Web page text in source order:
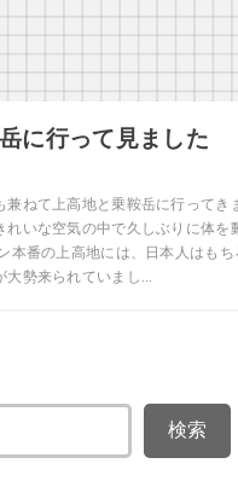
に行って見ました
兼ねて上高地と乗鞍岳に行ってき
れいな空気の中で久しぶりに体を
本番の上高地には、日本人はもち
勢来られていまし...
検索